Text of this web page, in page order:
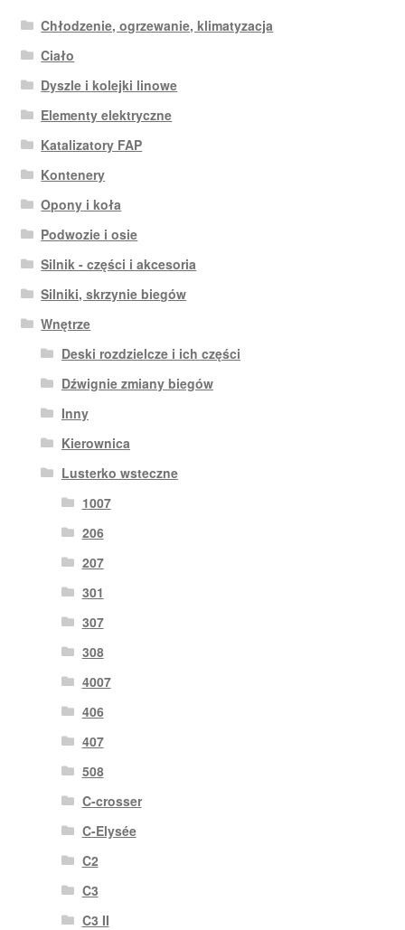
Chłodzenie, ogrzewanie, klimatyzacja
Ciało
Dyszle i kolejki linowe
Elementy elektryczne
Katalizatory FAP
Kontenery
Opony i koła
Podwozie i osie
Silnik - części i akcesoria
Silniki, skrzynie biegów
Wnętrze
Deski rozdzielcze i ich części
Dźwignie zmiany biegów
Inny
Kierownica
Lusterko wsteczne
1007
206
207
301
307
308
4007
406
407
508
C-crosser
C-Elysée
C2
C3
C3 II